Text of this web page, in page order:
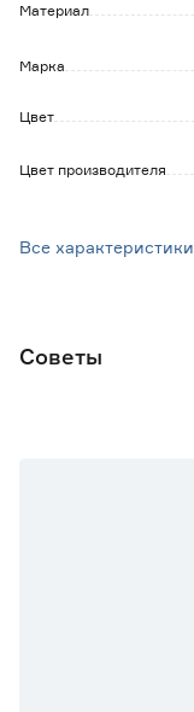
Материал
Марка
Цвет
Цвет производителя
Все характеристики
Советы